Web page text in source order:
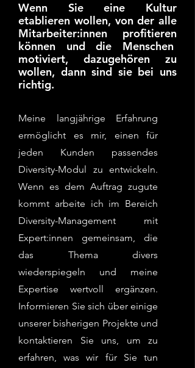
Wenn Sie eine Kultur
etablieren wollen, von der alle
Mitarbeiter:innen profitieren
können und die Menschen
motiviert, dazugehören zu
wollen, dann sind sie bei uns
richtig.
Meine langjährige Erfahrung
ermöglicht es mir, einen für
jeden Kunden passendes
Diversity-Modul zu entwickeln.
Wenn es dem Auftrag zugute
kommt arbeite ich im Bereich
Diversity-Management mit
Expert:innen gemeinsam, die
das Thema divers
wiederspiegeln und meine
Expertise wertvoll ergänzen.
Informieren Sie sich über einige
unserer bisherigen Projekte und
kontaktieren Sie uns, um zu
erfahren, was wir für Sie tun